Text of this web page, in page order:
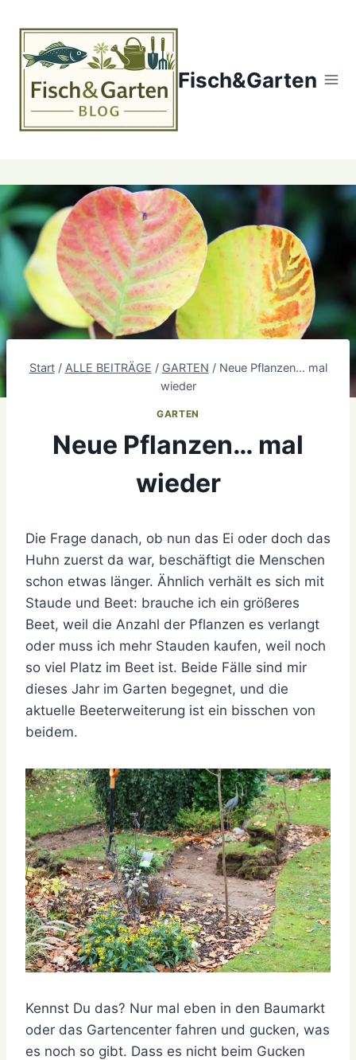
Inhalt
springen
Fisch&Garten
Start / ALLE BEITRÄGE / GARTEN / Neue Pflanzen… mal
wieder
GARTEN
Neue Pflanzen… mal
wieder
Die Frage danach, ob nun das Ei oder doch das
Huhn zuerst da war, beschäftigt die Menschen
schon etwas länger. Ähnlich verhält es sich mit
Staude und Beet: brauche ich ein größeres
Beet, weil die Anzahl der Pflanzen es verlangt
oder muss ich mehr Stauden kaufen, weil noch
so viel Platz im Beet ist. Beide Fälle sind mir
dieses Jahr im Garten begegnet, und die
aktuelle Beeterweiterung ist ein bisschen von
beidem.
Kennst Du das? Nur mal eben in den Baumarkt
oder das Gartencenter fahren und gucken, was
es noch so gibt. Dass es nicht beim Gucken